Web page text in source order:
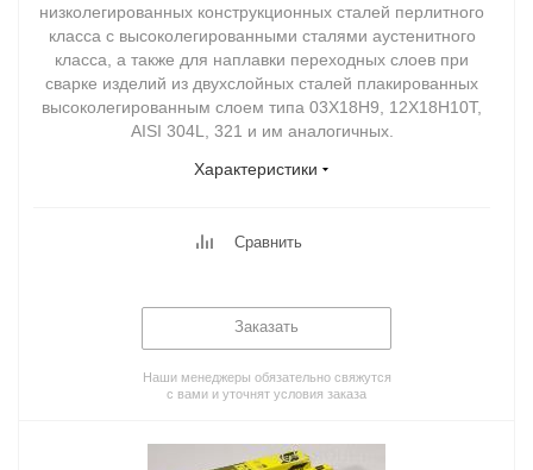
низколегированных конструкционных сталей перлитного
класса с высоколегированными сталями аустенитного
класса, а также для наплавки переходных слоев при
сварке изделий из двухслойных сталей плакированных
высоколегированным слоем типа 03Х18Н9, 12Х18Н10Т,
AISI 304L, 321 и им аналогичных.
Характеристики
Сравнить
Заказать
Наши менеджеры обязательно свяжутся
с вами и уточнят условия заказа